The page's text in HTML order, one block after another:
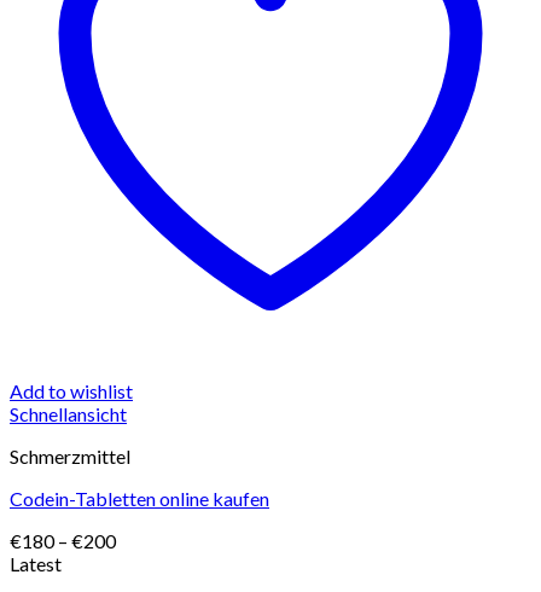
Add to wishlist
Schnellansicht
Schmerzmittel
Codein-Tabletten online kaufen
€180 – €200Preisspanne:
Latest